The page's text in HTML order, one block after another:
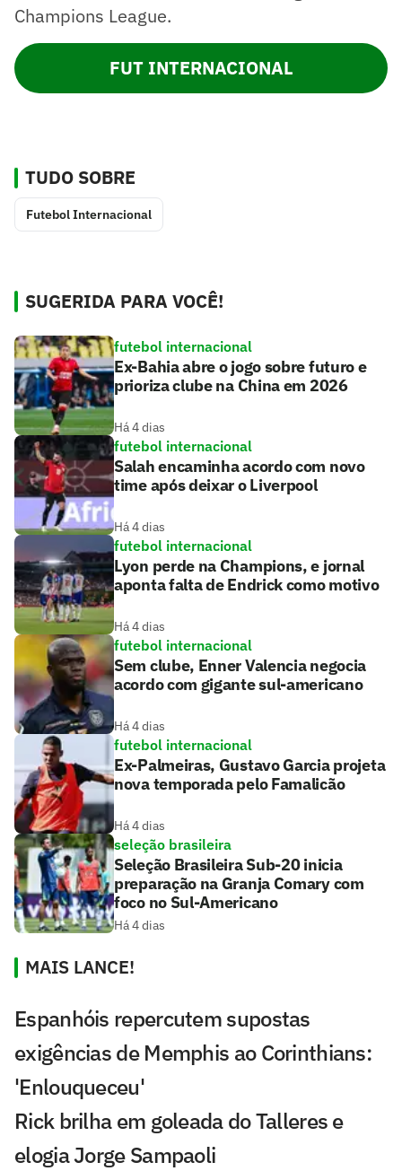
Champions League.
FUT INTERNACIONAL
TUDO SOBRE
Futebol Internacional
SUGERIDA PARA VOCÊ!
futebol internacional
Ex-Bahia abre o jogo sobre futuro e
prioriza clube na China em 2026
Há 4 dias
futebol internacional
Salah encaminha acordo com novo
time após deixar o Liverpool
Há 4 dias
futebol internacional
Lyon perde na Champions, e jornal
aponta falta de Endrick como motivo
Há 4 dias
futebol internacional
Sem clube, Enner Valencia negocia
acordo com gigante sul-americano
Há 4 dias
futebol internacional
Ex-Palmeiras, Gustavo Garcia projeta
nova temporada pelo Famalicão
Há 4 dias
seleção brasileira
Seleção Brasileira Sub-20 inicia
preparação na Granja Comary com
foco no Sul-Americano
Há 4 dias
MAIS LANCE!
Espanhóis repercutem supostas
exigências de Memphis ao Corinthians:
'Enlouqueceu'
Rick brilha em goleada do Talleres e
elogia Jorge Sampaoli